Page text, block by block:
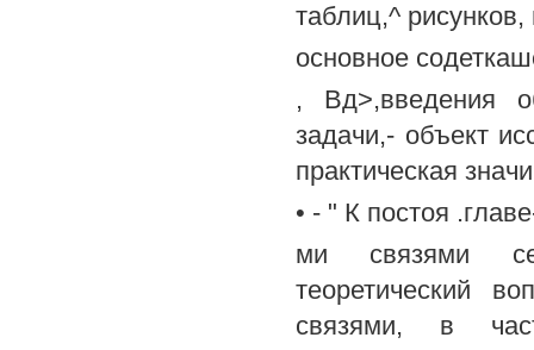
таблиц,^
основное
, Вд>,введения
задачи,- объект
практическая
• - " К постоя
ми связями
теоретический
связями, в